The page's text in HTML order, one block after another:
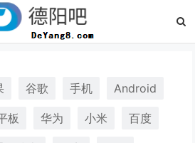
谷歌 手机 Android
板 华为 小米 百度